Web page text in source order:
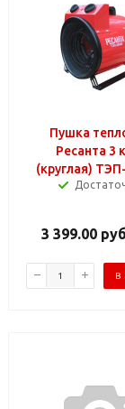
Пушка
Ресанта 3
(круглая)
3 399.00 руб
В